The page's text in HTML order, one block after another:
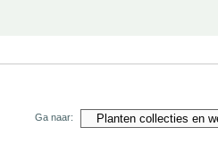
Ga naar: